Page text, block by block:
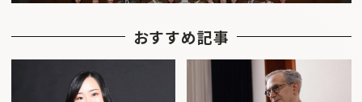
おすすめ記事